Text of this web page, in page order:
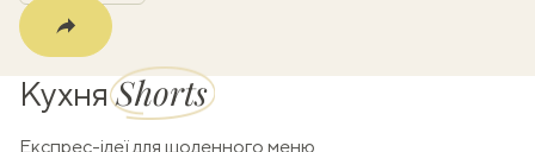
КухняShorts
Експрес-ідеї для щоденного меню